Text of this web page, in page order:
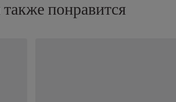
понравится